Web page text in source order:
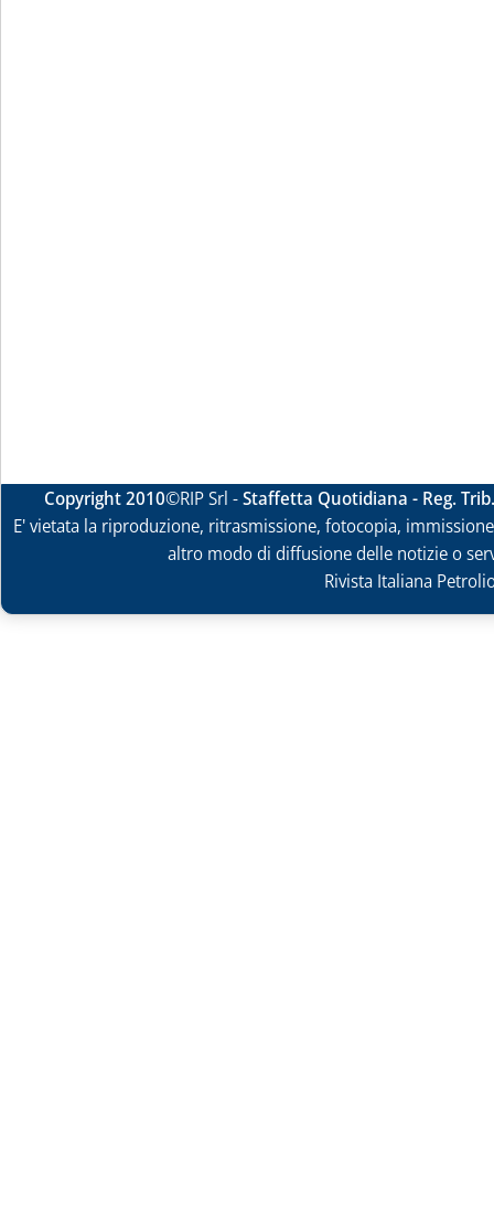
Copyright 2010©RIP Srl -Staffetta Quotidiana - Reg.
E' vietata la riproduzione, ritrasmissione, fotocopia,
altro modo di diffusione delle notizie o
Rivista Italiana